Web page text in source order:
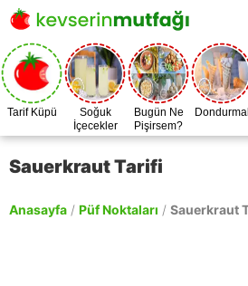
Tarif Küpü
Soğuk
İçecekler
Bugün Ne
Pişirsem?
Sauerkraut Tarifi
Anasayfa / Püf Noktaları / Sauerkraut